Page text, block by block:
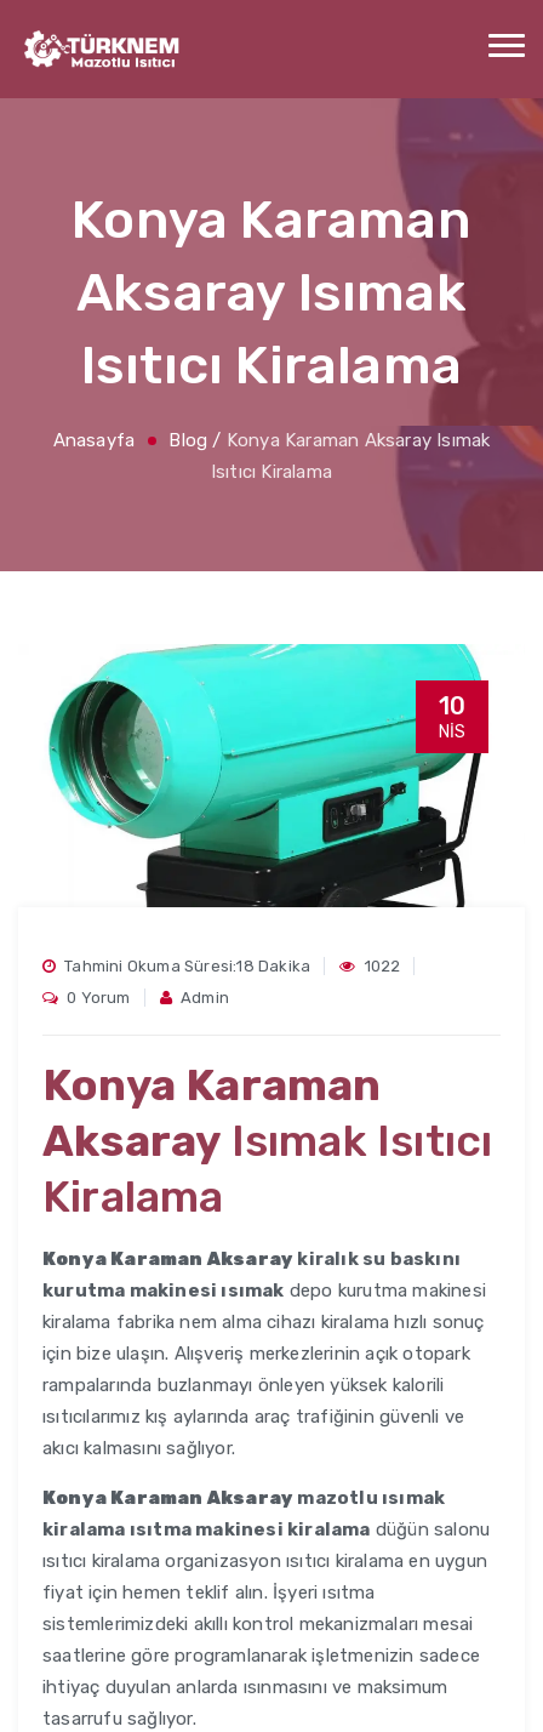
Konya Karaman
Aksaray Isımak
Isıtıcı Kiralama
Anasayfa Blog / Konya Karaman Aksaray Isımak
Isıtıcı Kiralama
10
NIS
Tahmini Okuma Süresi:18 Dakika
1022
0 Yorum
Admin
Konya Karaman
Aksaray Isımak Isıtıcı
Kiralama
Konya Karaman Aksaray kiralık su baskını
kurutma makinesi ısımak depo kurutma makinesi
kiralama fabrika nem alma cihazı kiralama hızlı sonuç
için bize ulaşın. Alışveriş merkezlerinin açık otopark
rampalarında buzlanmayı önleyen yüksek kalorili
ısıtıcılarımız kış aylarında araç trafiğinin güvenli ve
akıcı kalmasını sağlıyor.
Konya Karaman Aksaray mazotlu ısımak
kiralama ısıtma makinesi kiralama düğün salonu
ısıtıcı kiralama organizasyon ısıtıcı kiralama en uygun
fiyat için hemen teklif alın. İşyeri ısıtma
sistemlerimizdeki akıllı kontrol mekanizmaları mesai
saatlerine göre programlanarak işletmenizin sadece
ihtiyaç duyulan anlarda ısınmasını ve maksimum
tasarrufu sağlıyor.